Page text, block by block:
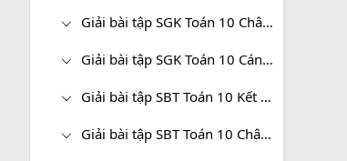
Giải bài tập SGK Toán 10 Chân trời sáng tạo
Giải bài tập SGK Toán 10 Cánh diều
Giải bài tập SBT Toán 10 Kết nối tri thức
Giải bài tập SBT Toán 10 Chân trời sáng tạo